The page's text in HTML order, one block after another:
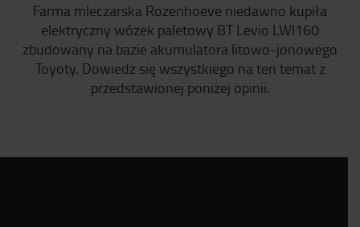
Farma mleczarska Rozenhoeve niedawno kupiła
elektryczny wózek paletowy BT Levio LWI160
zbudowany na bazie akumulatora litowo-jonowego
Toyoty. Dowiedz się wszystkiego na ten temat z
przedstawionej poniżej opinii.